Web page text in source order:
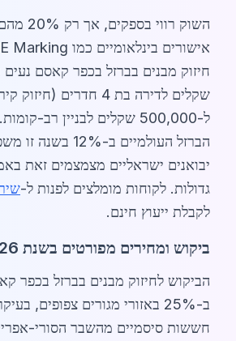
השוק רווי
שקלים לדירה בת 4 חדרים
ל-500,000 שקלים לבניין רב-
הברזל העולמיים ב-12%
יבואנים ישראליים מצמצמים זאת
גדולות. לקוחות מומלצים לפנות ל-
לקבלת ייעוץ חינם.
ביקוש ומחירים מפורטים בשנת 2026
הביקוש לחיזוק מבנים בברזל בכפר
ב-25% באזורי מגורים צפופים,
חששות סיסמיים מהשבר הסורי-